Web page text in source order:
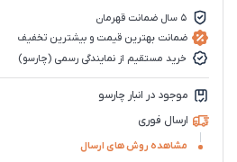
5 سال ضمانت قهرمان
ضمانت بهترین قیمت و بیشترین تخفیف
خرید مستقیم از نمایندگی رسمی (چارسو)
موجود در انبار چارسو
ارسال فوری
مشاهده روش های ارسال